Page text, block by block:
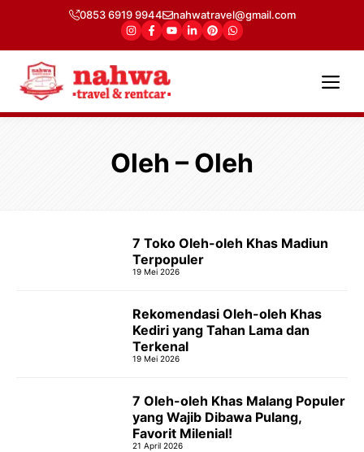
isi
0853 6919 9944 nahwatravel@gmail.com
Oleh – Oleh
7 Toko Oleh-oleh Khas Madiun
Terpopuler
19 Mei 2026
Rekomendasi Oleh-oleh Khas
Kediri yang Tahan Lama dan
Terkenal
19 Mei 2026
7 Oleh-oleh Khas Malang Populer
yang Wajib Dibawa Pulang,
Favorit Milenial!
21 April 2026